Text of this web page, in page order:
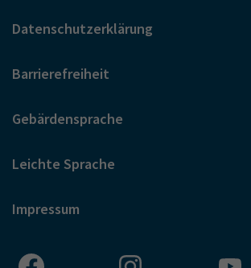
Datenschutzerklärung
Barrierefreiheit
Gebärdensprache
Leichte Sprache
Impressum